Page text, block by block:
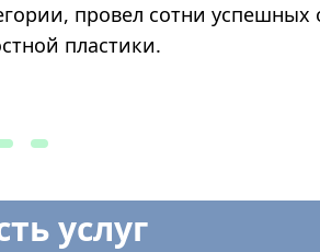
провел сотни
пластики.
услуг